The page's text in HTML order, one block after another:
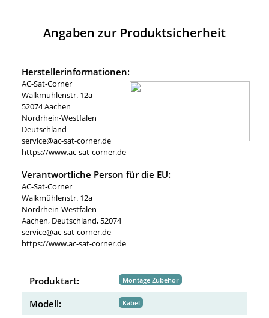
Angaben zur Produktsicherheit
Herstellerinformationen:
AC-Sat-Corner
Walkmühlenstr. 12a
52074 Aachen
Nordrhein-Westfalen
Deutschland
service@ac-sat-corner.de
https://www.ac-sat-corner.de
Verantwortliche Person für die EU:
AC-Sat-Corner
Walkmühlenstr. 12a
Nordrhein-Westfalen
Aachen, Deutschland, 52074
service@ac-sat-corner.de
https://www.ac-sat-corner.de
Produktart: Montage Zubehör
Modell: Kabel